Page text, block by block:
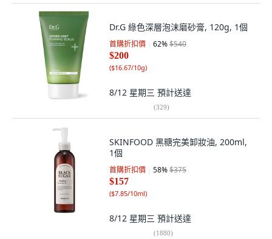
Dr.G 綠色深層泡沫磨砂膏, 120g, 1個
首購折扣價 62%$540
$200
($16.67/10g)
8/12 星期三 預計送達
(329)
SKINFOOD 黑糖完美卸妝油, 200ml,
1個
首購折扣價 58%$375
$157
($7.85/10ml)
8/12 星期三 預計送達
(1880)